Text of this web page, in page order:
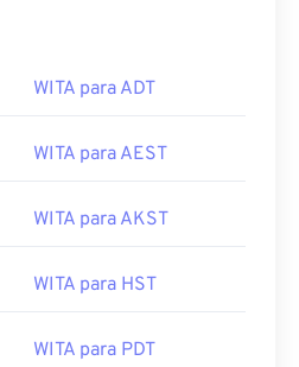
WITA para ADT
WITA para AEST
WITA para AKST
WITA para HST
WITA para PDT